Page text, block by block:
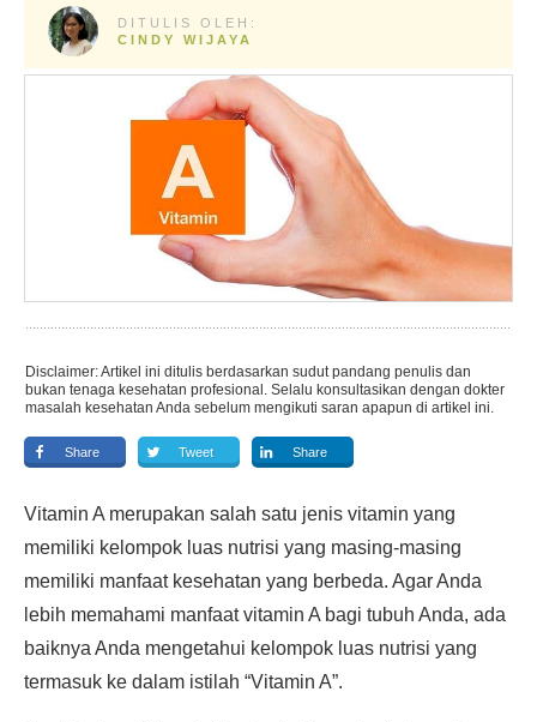
DITULIS OLEH:
CINDY WIJAYA
Disclaimer: Artikel ini ditulis berdasarkan sudut pandang penulis dan
bukan tenaga kesehatan profesional. Selalu konsultasikan dengan dokter
masalah kesehatan Anda sebelum mengikuti saran apapun di artikel ini.
Share Tweet Share
Vitamin A merupakan salah satu jenis vitamin yang
memiliki kelompok luas nutrisi yang masing-masing
memiliki manfaat kesehatan yang berbeda. Agar Anda
lebih memahami manfaat vitamin A bagi tubuh Anda, ada
baiknya Anda mengetahui kelompok luas nutrisi yang
termasuk ke dalam istilah “Vitamin A”.